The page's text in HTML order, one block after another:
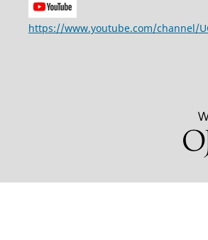
https://www.youtube.com/channel/